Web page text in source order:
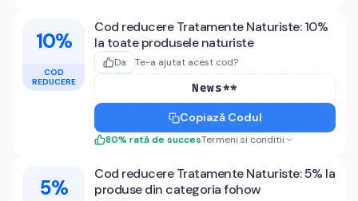
10%
COD
REDUCERE
Cod reducere Tratamente Naturiste: 10%
la toate produsele naturiste
Da Te-a ajutat acest cod?
News**
Copiază Codul
80% rată de succesTermeni si conditii
5%
Cod reducere Tratamente Naturiste: 5% la
produse din categoria fohow